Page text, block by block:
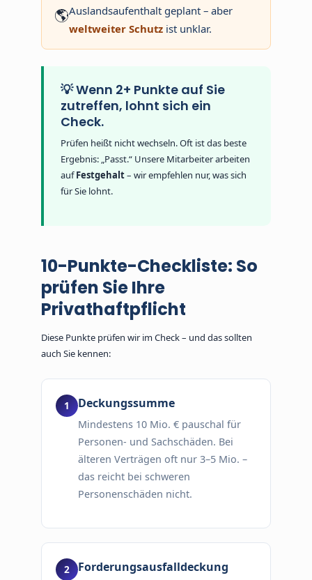
🌎Auslandsaufenthalt geplant – aber
weltweiter Schutz ist unklar.
💡 Wenn 2+ Punkte auf Sie
zutreffen, lohnt sich ein
Check.
Prüfen heißt nicht wechseln. Oft ist das beste
Ergebnis: „Passt.“ Unsere Mitarbeiter arbeiten
aufFestgehalt– wir empfehlen nur, was sich
für Sie lohnt.
10-Punkte-Checkliste: So
prüfen Sie Ihre
Privathaftpflicht
Diese Punkte prüfen wir im Check – und das sollten
auch Sie kennen:
Deckungssumme
Mindestens 10 Mio. € pauschal für
Personen- und Sachschäden. Bei
älteren Verträgen oft nur 3–5 Mio. –
das reicht bei schweren
Personenschäden nicht.
Forderungsausfalldeckung